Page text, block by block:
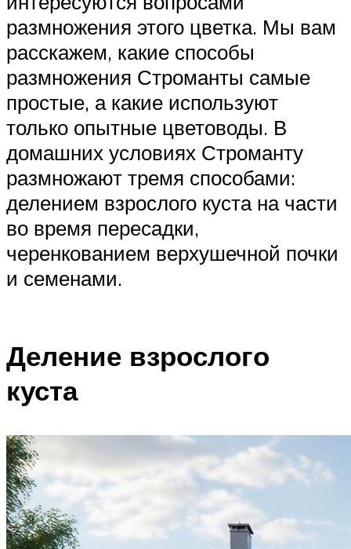
размножения этого цветка. Мы вам
расскажем, какие способы
размножения Строманты самые
простые, а какие используют
только опытные цветоводы. В
домашних условиях Строманту
размножают тремя способами:
делением взрослого куста на части
во время пересадки,
черенкованием верхушечной почки
и семенами.
Деление взрослого
куста